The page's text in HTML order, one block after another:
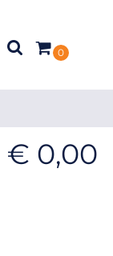
0
€ 0,00